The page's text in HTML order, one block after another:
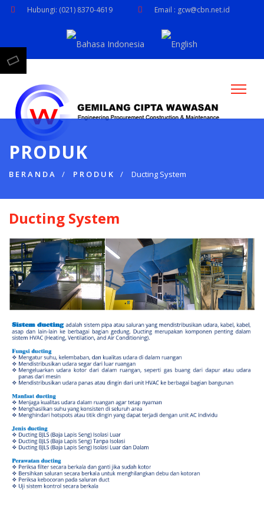
Hubungi: (021) 8370-4619 Email : gcw@cbn.net.id
PRODUK
BERANDA PRODUK Ducting System
Ducting System